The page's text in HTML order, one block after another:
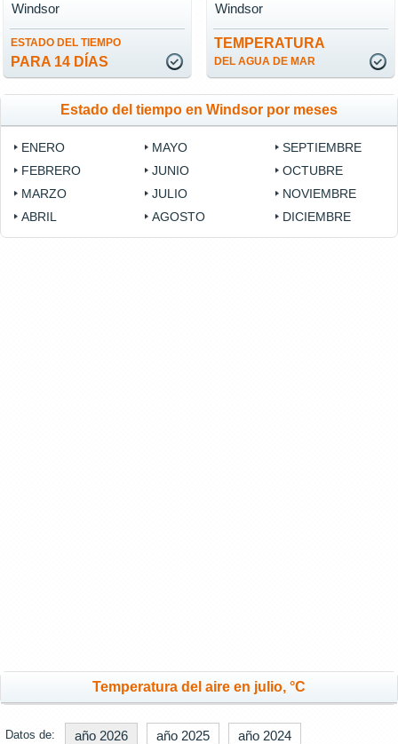
ESTADO DEL TIEMPO
PARA 14 DÍAS
Windsor
TEMPERATURA
DEL AGUA DE MAR
Windsor
Estado del tiempo en Windsor por meses
ENERO
FEBRERO
MARZO
ABRIL
MAYO
JUNIO
JULIO
AGOSTO
SEPTIEMBRE
OCTUBRE
NOVIEMBRE
DICIEMBRE
Temperatura del aire en julio, °C
Datos de: año 2026 año 2025 año 2024